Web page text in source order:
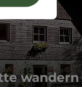
wandern